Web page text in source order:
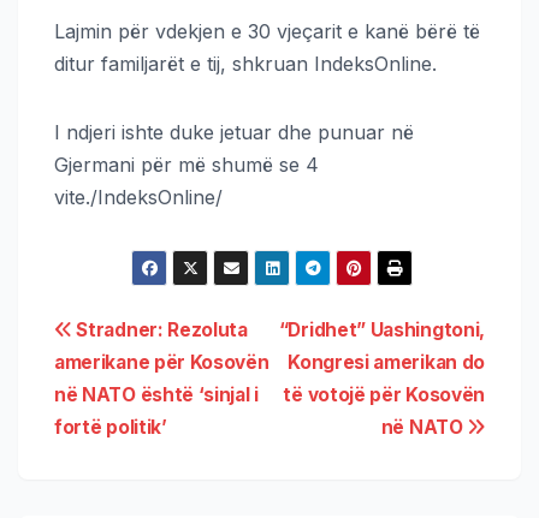
Lajmin për vdekjen e 30 vjeçarit e kanë bërë të
ditur familjarët e tij, shkruan IndeksOnline.
I ndjeri ishte duke jetuar dhe punuar në
Gjermani për më shumë se 4
vite./IndeksOnline/
“Dridhet” Uashingtoni,
Kongresi amerikan do
të votojë për Kosovën
në NATO
Stradner: Rezoluta
amerikane për Kosovën
në NATO është ‘sinjal i
fortë politik’